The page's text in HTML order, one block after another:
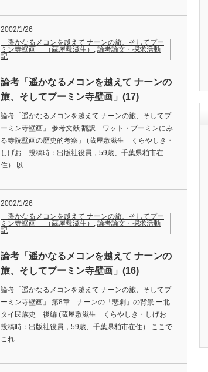
2002/1/26
「遥かなるメコンを越えて ナーンの旅、そしてプー
ミン寺壁画 」（蔵屋敷滋生） , 論考論文・探求活動
記
論考「遥かなるメコンを越えて ナーンの
旅、そしてプーミン寺壁画」(17)
論考「遥かなるメコンを越えて ナーンの旅、そしてプ
ーミン寺壁画」 参考文献 翻訳「ワット・プーミンにみ
る寺院壁画の歴史的考察」 (蔵屋敷滋生 くらやしき・
しげお 投稿時：出版社役員，59歳、千葉県柏市在
住） 以…
2002/1/26
「遥かなるメコンを越えて ナーンの旅、そしてプー
ミン寺壁画 」（蔵屋敷滋生） , 論考論文・探求活動
記
論考「遥かなるメコンを越えて ナーンの
旅、そしてプーミン寺壁画」(16)
論考「遥かなるメコンを越えて ナーンの旅、そしてプ
ーミン寺壁画」 第8章 ナーンの「悲劇」の背景 ー北
タイ民族史 後編 (蔵屋敷滋生 くらやしき・しげお
投稿時：出版社役員，59歳、千葉県柏市在住） ここで
これ…